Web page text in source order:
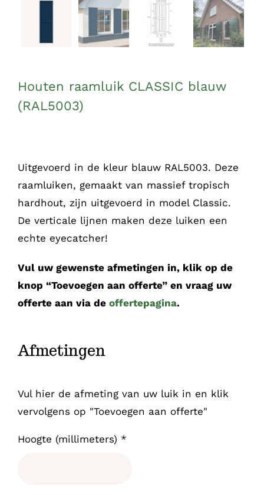
Houten raamluik CLASSIC blauw
(RAL5003)
Uitgevoerd in de kleur blauw RAL5003. Deze
raamluiken, gemaakt van massief tropisch
hardhout, zijn uitgevoerd in model Classic.
De verticale lijnen maken deze luiken een
echte eyecatcher!
Vul uw gewenste afmetingen in, klik op de
knop “Toevoegen aan offerte” en vraag uw
offerte aan via de offertepagina.
Afmetingen
Vul hier de afmeting van uw luik in en klik
vervolgens op "Toevoegen aan offerte"
Hoogte (millimeters) *